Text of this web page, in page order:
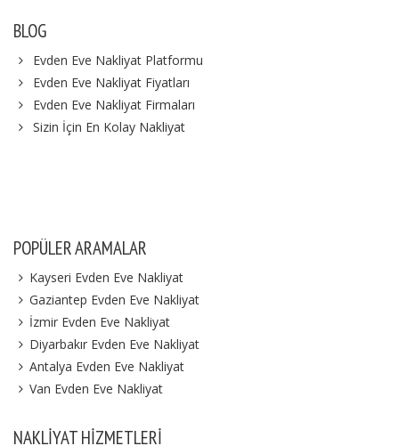
BLOG
Evden Eve Nakliyat Platformu
Evden Eve Nakliyat Fiyatları
Evden Eve Nakliyat Firmaları
Sizin İçin En Kolay Nakliyat
POPÜLER ARAMALAR
Kayseri Evden Eve Nakliyat
Gaziantep Evden Eve Nakliyat
İzmir Evden Eve Nakliyat
Diyarbakır Evden Eve Nakliyat
Antalya Evden Eve Nakliyat
Van Evden Eve Nakliyat
NAKLIYAT HIZMETLERI